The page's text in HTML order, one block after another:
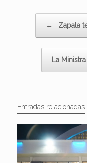
← Zapala
La
Entradas relacionadas